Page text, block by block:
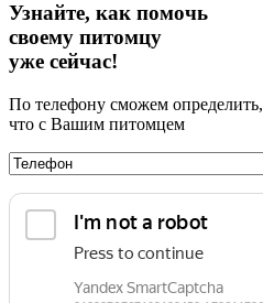
Узнайте, как помочь
своему питомцу
уже сейчас!
По телефону сможем определить,
что с Вашим питомцем